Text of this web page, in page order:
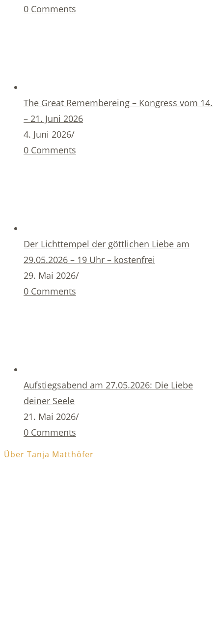
0 Comments
The Great Remembereing – Kongress vom 14.
– 21. Juni 2026
4. Juni 2026/
0 Comments
Der Lichttempel der göttlichen Liebe am
29.05.2026 – 19 Uhr – kostenfrei
29. Mai 2026/
0 Comments
Aufstiegsabend am 27.05.2026: Die Liebe
deiner Seele
21. Mai 2026/
0 Comments
Über Tanja Matthöfer